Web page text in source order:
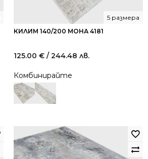
КИЛИМ 140/200 МОНА 4181
5 размера
125.00 € / 244.48 лв.
Комбинирайте